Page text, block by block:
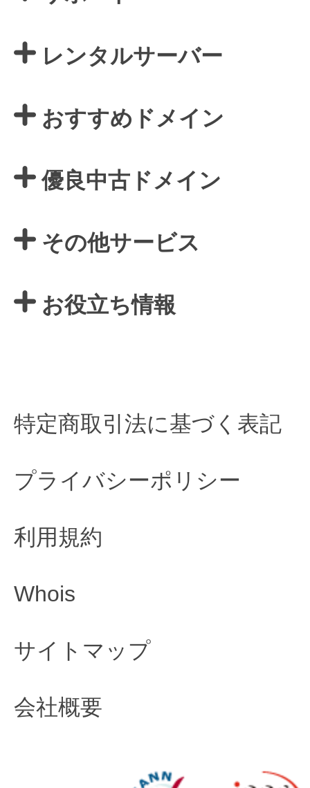
レンタルサーバー
おすすめドメイン
優良中古ドメイン
その他サービス
お役立ち情報
特定商取引法に基づく表記
プライバシーポリシー
利用規約
Whois
サイトマップ
会社概要